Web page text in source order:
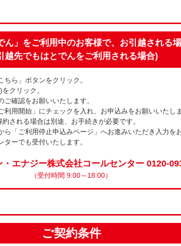
ん」をご利用中のお客様で、お引越される
越先でもはとでんをご利用される場合)
ら」ボタンをクリック。
クリック。
確認をお願いいたします。
利用開始」にチェックを入れ、お申込みをお願いいたし
される場合は別途、お手続きが必要です。
ら「ご利用停止申込みページ」へお進みいただき入力を
ーでも受付いたします。
エナジー株式会社コールセンター 0120-
（受付時間 9:00～18:00）
ご契約条件